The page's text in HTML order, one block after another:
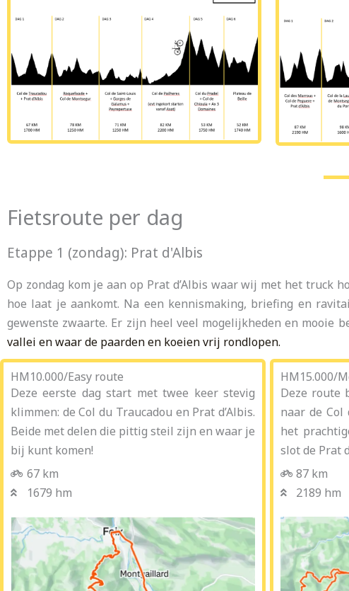
Fietsroute per dag
Etappe 1 (zondag): Prat d'Albis
Op zondag kom je aan op Prat d’Albis waar wij met het truck
hoe laat je aankomt. Na een kennismaking, briefing en
gewenste zwaarte. Er zijn heel veel mogelijkheden en mooie
vallei en waar de paarden en koeien vrij rondlopen.
HM10.000/Easy route
Deze eerste dag start met twee keer stevig
klimmen: de Col du Traucadou en Prat d’Albis.
Beide met delen die pittig steil zijn en waar je
bij kunt komen!
67 km
1679 hm
HM15.000/
Deze route
naar de Col
het
slot de Prat
87 km
2189 hm